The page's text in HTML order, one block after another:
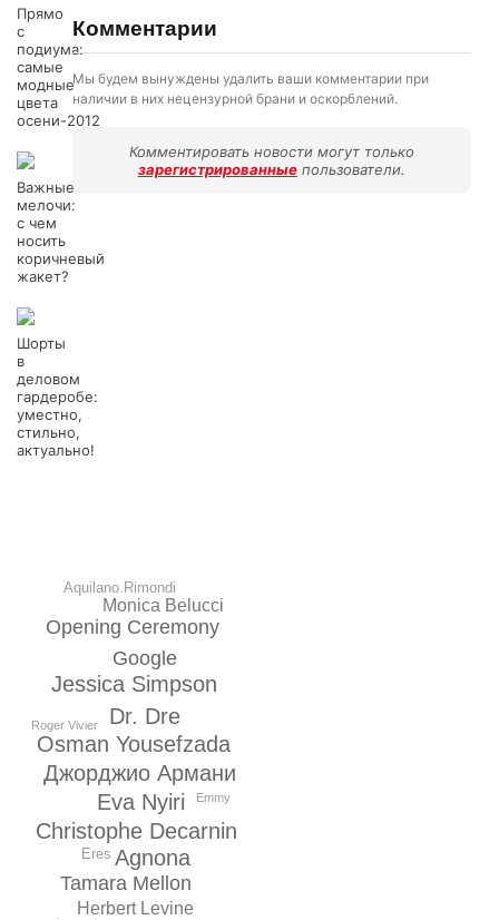
Прямо
с
подиума:
самые
модные
цвета
осени-2012
Важные
мелочи:
с чем
носить
коричневый
жакет?
Шорты
в
деловом
гардеробе:
уместно,
стильно,
актуально!
Джорджио Армани
Eva Nyiri
Osman Yousefzada
Christophe Decarnin
Dr. Dre
Jessica Simpson
Agnona
Tamara Mellon
Google
Opening Ceremony
Herbert Levine
Monica Belucci
Aquilano.Rimondi
Eres
Roger Vivier
Emmy
Комментарии
Мы будем вынуждены удалить ваши комментарии при
наличии в них нецензурной брани и оскорблений.
Комментировать новости могут только
зарегистрированныепользователи.